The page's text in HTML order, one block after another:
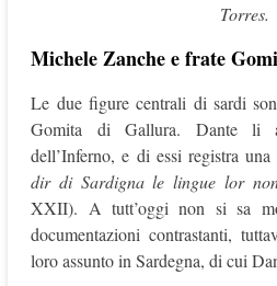
Torres.
Michele Zanche e frate
Le due figure centrali di sardi
Gomita di Gallura. Dante li
dell’Inferno, e di essi registra
dir di Sardignale lingue lor non
XXII). A tutt’oggi non si sa
documentazioni contrastanti,
loro assunto in Sardegna, di cui